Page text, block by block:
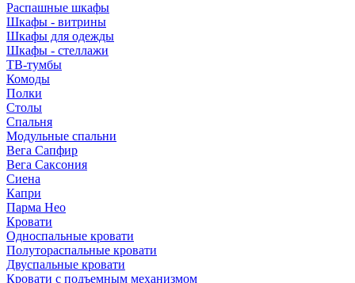
Распашные шкафы
Шкафы - витрины
Шкафы для одежды
Шкафы - стеллажи
ТВ-тумбы
Комоды
Полки
Столы
Спальня
Модульные спальни
Вега Сапфир
Вега Саксония
Сиена
Капри
Парма Нео
Кровати
Односпальные кровати
Полутораспальные кровати
Двуспальные кровати
Кровати с подъемным механизмом